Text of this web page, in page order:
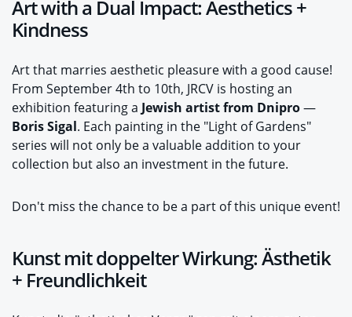
Art with a Dual Impact: Aesthetics +
Kindness
Art that marries aesthetic pleasure with a good cause!
From September 4th to 10th, JRCV is hosting an
exhibition featuring a Jewish artist from Dnipro—
Boris Sigal. Each painting in the "Light of Gardens"
series will not only be a valuable addition to your
collection but also an investment in the future.
Don't miss the chance to be a part of this unique event!
Kunst mit doppelter Wirkung: Ästhetik
+ Freundlichkeit